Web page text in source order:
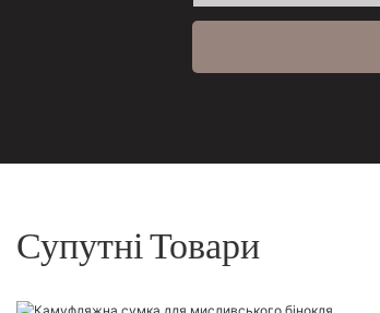
Супутні Товари